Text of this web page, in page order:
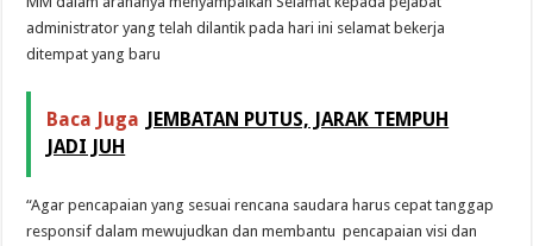
administrator yang telah dilantik pada hari ini selamat bekerja
ditempat yang baru
Baca Juga JEMBATAN PUTUS, JARAK TEMPUH
JADI JUH
“Agar pencapaian yang sesuai rencana saudara harus cepat tanggap
responsif dalam mewujudkan dan membantu pencapaian visi dan